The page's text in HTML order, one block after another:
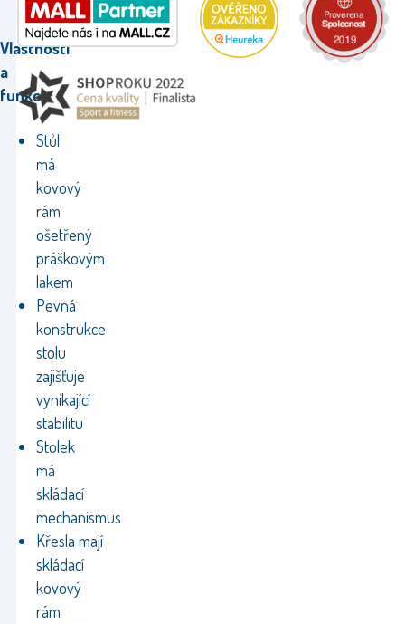
Vlastnosti
a
funkce:
Stůl
má
kovový
rám
ošetřený
práškovým
lakem
Pevná
konstrukce
stolu
zajišťuje
vynikající
stabilitu
Stolek
má
skládací
mechanismus
Křesla mají
skládací
kovový
rám